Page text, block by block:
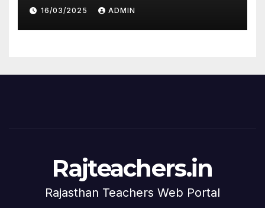
16/03/2025 ADMIN
Rajteachers.in
Rajasthan Teachers Web Portal